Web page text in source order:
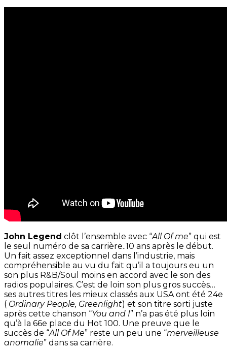
John Legend clôt l’ensemble avec “All Of me” qui est
le seul numéro de sa carrière..10 ans après le début.
Un fait assez exceptionnel dans l’industrie, mais
compréhensible au vu du fait qu’il a toujours eu un
son plus R&B/Soul moins en accord avec le son des
radios populaires. C’est de loin son plus gros succès…
ses autres titres les mieux classés aux USA ont été 24e
( Ordinary People, Greenlight) et son titre sorti juste
après cette chanson “You and I” n’a pas été plus loin
qu’à la 66e place du Hot 100. Une preuve que le
succès de “All Of Me” reste un peu une “merveilleuse
anomalie” dans sa carrière.